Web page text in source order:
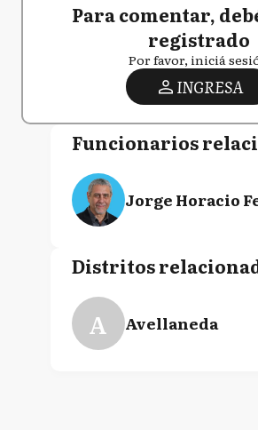
Para comentar,
registrado
Por favor, iniciá
INGRESA
Funcionarios
Jorge Horacio
Distritos
A Avellaneda